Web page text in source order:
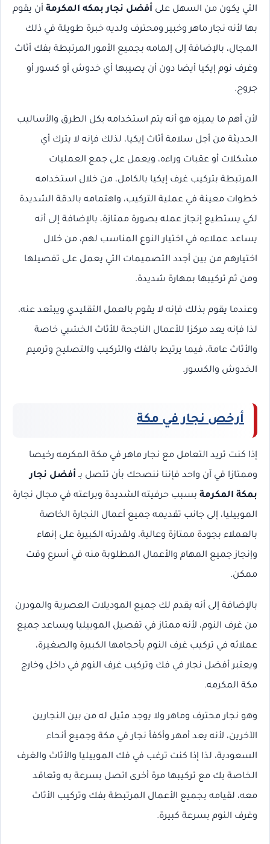
التي يكون من السهل على أفضل نجار بمكه المكرمة أن يقوم
بها لأنه نجار ماهر وخبير ومحترف ولديه خبرة طويلة في ذلك
المجال، بالإضافة إلى إلمامه بجميع الأمور المرتبطة بفك أثاث
وغرف نوم إيكيا أيضا دون أن يصيبها أي خدوش أو كسور أو
جروح.
لأن أهم ما يميزه هو أنه يتم استخدامه بكل الطرق والأساليب
الحديثة من أجل سلامة أثاث إيكيا، لذلك فإنه لا يترك أي
مشكلات أو عقبات وراءه، ويعمل على جمع العمليات
المرتبطة بتركيب غرف إيكيا بالكامل، من خلال استخدامه
خطوات معينة في عملية التركيب، واهتمامه بالدقة الشديدة
لكي يستطيع إنجاز عمله بصورة ممتازة، بالإضافة إلى أنه
يساعد عملاءه في اختيار النوع المناسب لهم، من خلال
اختيارهم من بين أجدد التصميمات التي يعمل على تفصيلها
ومن ثم تركيبها بمهارة شديدة.
وعندما يقوم بذلك فإنه لا يقوم بالعمل التقليدي ويبتعد عنه،
لذا فإنه يعد مركزا للأعمال الناجحة للأثاث الخشبي خاصة
والأثاث عامة، فيما يرتيط بالفك والتركيب والتصليح وترميم
الخدوش والكسور.
أرخص نجار في مكة
إذا كنت تريد التعامل مع نجار ماهر في مكة المكرمه رخيصا
وممتازا في آن واحد فإننا ننصحك بأن تتصل بـ أفضل نجار
بمكة المكرمة بسبب حرفيته الشديدة وبراعته في مجال نجارة
الموبيليا، إلى جانب تقديمه جميع أعمال النجارة الخاصة
بالعملاء بجودة ممتازة وعالية، ولقدرته الكبيرة على إنهاء
وإنجاز جميع المهام والأعمال المطلوبة منه في أسرع وقت
ممكن.
بالإضافة إلى أنه يقدم لك جميع الموديلات العصرية والمودرن
من غرف النوم، لأنه ممتاز في تفصيل الموبيليا ويساعد جميع
عملائه في تركيب غرف النوم بأحجامها الكبيرة والصغيرة،
ويعتبر أفضل نجار في فك وتركيب غرف النوم في داخل وخارج
مكة المكرمه.
وهو نجار محترف وماهر ولا يوجد مثيل له من بين النجارين
الآخرين، لأنه يعد أمهر وأكفأ نجار في مكة وجميع أنحاء
السعودية، لذا إذا كنت ترغب في فك الموبيليا والأثاث والغرف
الخاصة بك مع تركيبها مرة أخرى اتصل بسرعة به وتعاقد
معه، لقيامه بجميع الأعمال المرتبطة بفك وتركيب الأثاث
وغرف النوم بسرعة كبيرة.